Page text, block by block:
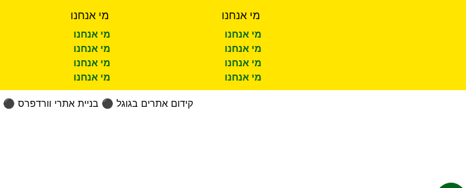
מי אנחנו
מי אנחנו
מי אנחנו
מי אנחנו
מי אנחנו
מי אנחנו
מי אנחנו
מי אנחנו
מי אנחנו
מי אנחנו
קידום אתרים בגוגל ⚫ בניית אתרי וורדפרס ⚫